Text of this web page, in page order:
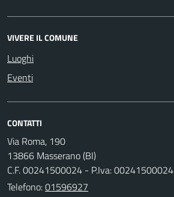
VIVERE IL COMUNE
Luoghi
Eventi
CONTATTI
Via Roma, 190
13866 Masserano (BI)
C.F. 00241500024 - P.Iva: 00241500024
Telefono:01596927